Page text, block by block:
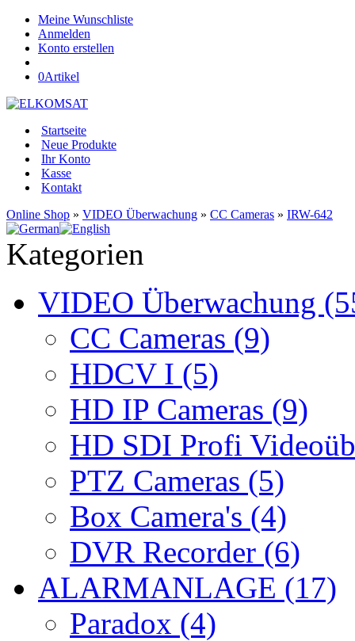
Meine Wunschliste
Anmelden
Konto erstellen
0Artikel
Startseite
Neue Produkte
Ihr Konto
Kasse
Kontakt
Online Shop » VIDEO Überwachung » CC Cameras » IRW-642
Kategorien
VIDEO Überwachung
CC Cameras (9)
HDCV I (5)
HD IP Cameras (9)
HD SDI Profi
PTZ Cameras (5)
Box Camera's (4)
DVR Recorder (6)
ALARMANLAGE (17)
Paradox (4)